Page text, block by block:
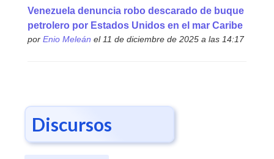
Venezuela denuncia robo descarado de buque
petrolero por Estados Unidos en el mar Caribe
por Enio Meleán el 11 de diciembre de 2025 a las 14:17
Discursos